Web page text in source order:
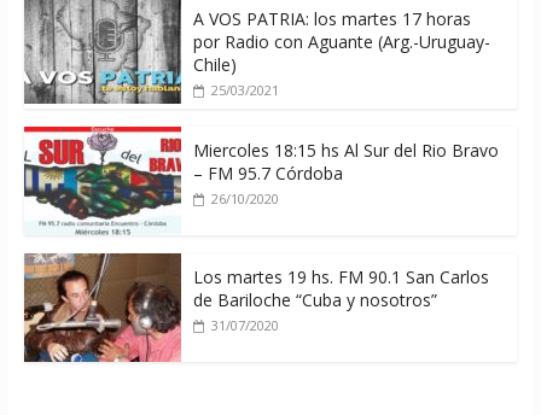
A VOS PATRIA: los martes 17 horas
por Radio con Aguante (Arg.-Uruguay-
Chile)
25/03/2021
Miercoles 18:15 hs Al Sur del Rio Bravo
– FM 95.7 Córdoba
26/10/2020
Los martes 19 hs. FM 90.1 San Carlos
de Bariloche “Cuba y nosotros”
31/07/2020